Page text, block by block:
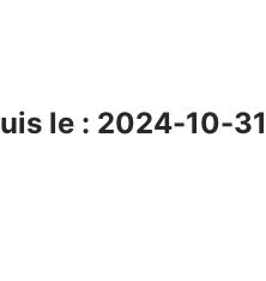
le : 2024-10-31